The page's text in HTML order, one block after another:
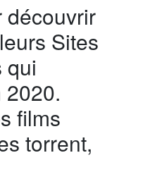
découvrir
Sites
qui
films
torrent,